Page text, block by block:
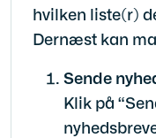
hvilken liste(r)
Dernæst kan
Sende
Klik på